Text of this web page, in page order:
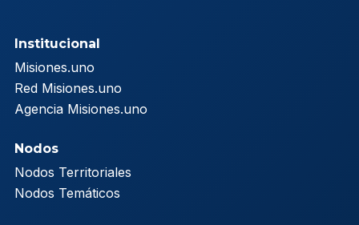
Institucional
Misiones.uno
Red Misiones.uno
Agencia Misiones.uno
Nodos
Nodos Territoriales
Nodos Temáticos